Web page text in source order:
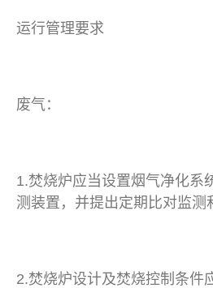
运行管理要求
废气：
1.焚烧炉应当设置烟气净化系
测装置，并提出定期比对监测
2.焚烧炉设计及焚烧控制条件